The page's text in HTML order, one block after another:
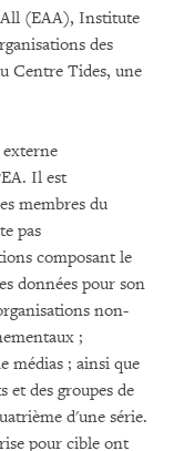
All (EAA), Institute
des
Centre Tides, une
externe
Il est
membres du
pas
composant le
données pour son
non-
;
médias ; ainsi que
et des groupes de
d'une série.
pour cible ont